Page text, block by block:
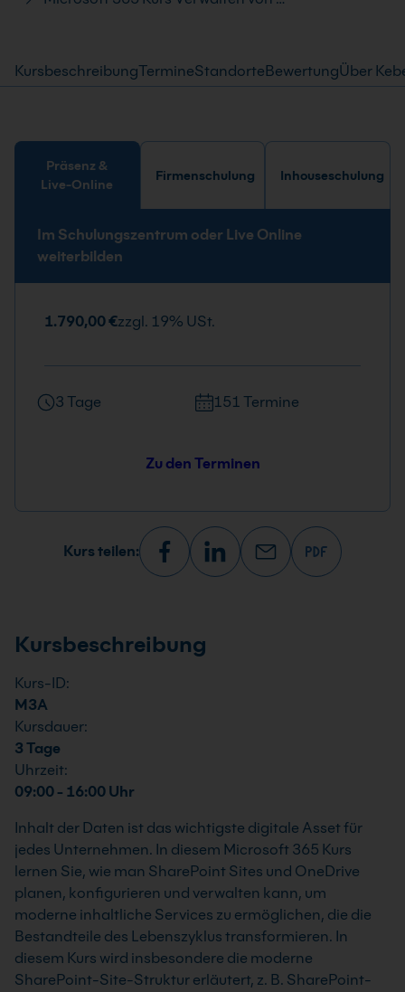
KursbeschreibungTermineStandorteBewertungÜber
Präsenz &
Live-Online
Firmenschulung Inhouseschulung
Im Schulungszentrum oder Live Online
weiterbilden
1.790,00 €zzgl. 19% USt.
3 Tage 151 Termine
Zu den Terminen
Kurs teilen:
Kursbeschreibung
Kurs-ID:
M3A
Kursdauer:
3 Tage
Uhrzeit:
09:00 - 16:00 Uhr
Inhalt der Daten ist das wichtigste digitale Asset für
jedes Unternehmen. In diesem Microsoft 365 Kurs
lernen Sie, wie man SharePoint Sites und OneDrive
planen, konfigurieren und verwalten kann, um
moderne inhaltliche Services zu ermöglichen, die die
Bestandteile des Lebenszyklus transformieren. In
diesem Kurs wird insbesondere die moderne
SharePoint-Site-Struktur erläutert, z. B. SharePoint-